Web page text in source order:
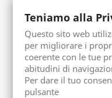
Teniamo alla
Questo sito web
per migliorare i
coerente con le tue
abitudini di
Per dare il tuo
pulsante